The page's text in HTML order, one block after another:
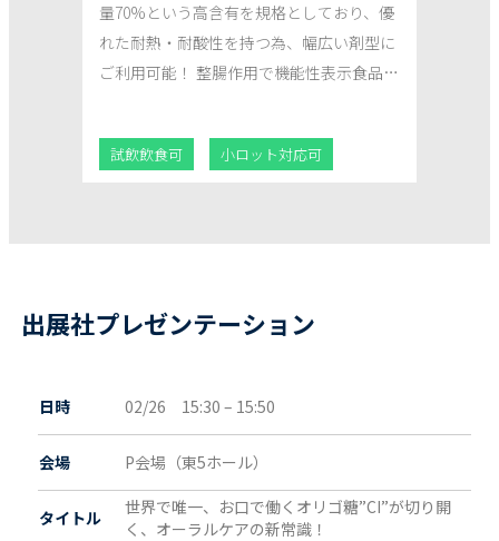
量70%という高含有を規格としており、優
れた耐熱・耐酸性を持つ為、幅広い剤型に
ご利用可能！ 整腸作用で機能性表示食品に
対応済み原料です。
試飲飲食可 小ロット対応可
出展社プレゼンテーション
日時 02/26 15:30 – 15:50
会場 P会場（東5ホール）
タイトル
世界で唯一、お口で働くオリゴ糖”CI”が切り開
く、オーラルケアの新常識！